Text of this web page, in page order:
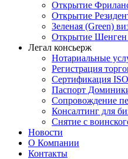
Открытие
Открытие
Зеленая (Green)
Открытие
Легал консьерж
Нотариальные
Регистрация
Сертификация ISO
Паспорт
Сопровождение
Консалтинг для
Снятие с
Новости
О Компании
Контакты